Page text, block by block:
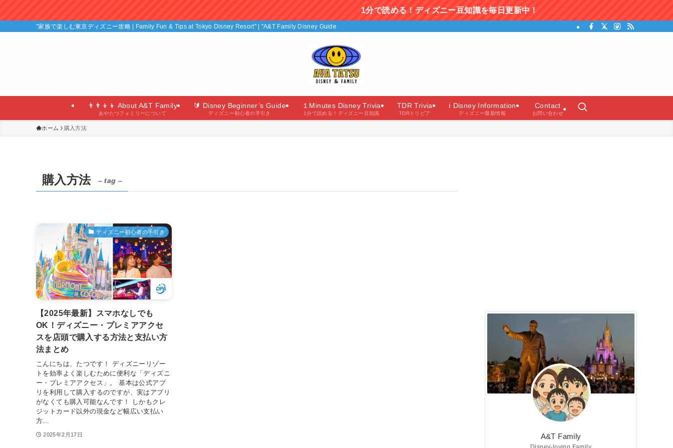
1分で読める！ディズニー豆知識を毎日更新中！
"家族で楽しむ東京ディズニー攻略 | Family Fun & Tips at Tokyo Disney Resort" | "A&T Family Disney Guide"（あやたつファミリーのディズニーガイド）
👨‍👨‍👦‍👦 About A&T Family
あやたつフォミリーについて
🔰 Disney Beginner’s Guide
ディズニー初心者の手引き
１Minutes Disney Trivia
1分で読める！ディズニー豆知識
TDR Trivia
TDRトリビア
ℹ️ Disney Information
ディズニー最新情報
Contact
お問い合わせ
ホーム 購入方法
購入方法 – tag –
ディズニー初心者の手引き
【2025年最新】スマホなしでも
OK！ディズニー・プレミアアクセ
スを店頭で購入する方法と支払い方
法まとめ
こんにちは、たつです！ ディズニーリゾー
トを効率よく楽しむために便利な「ディズニ
ー・プレミアアクセス」。 基本は公式アプ
リを利用して購入するのですが、実はアプリ
がなくても購入可能なんです！ しかもクレ
ジットカード以外の現金など幅広い支払い
方...
2025年2月17日 A&T Family